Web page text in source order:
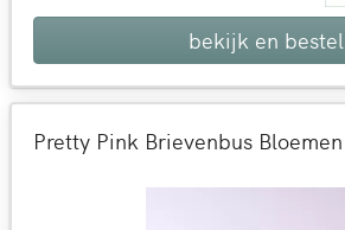
bekijk en bestel